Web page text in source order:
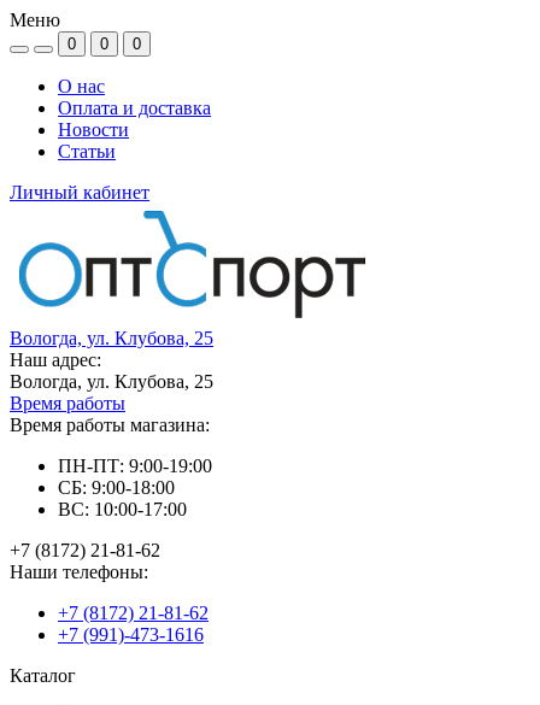
Меню
0 0 0
О нас
Оплата и доставка
Новости
Статьи
Личный кабинет
Вологда, ул. Клубова, 25
Наш адрес:
Вологда, ул. Клубова, 25
Время работы
Время работы магазина:
ПН-ПТ: 9:00-19:00
СБ: 9:00-18:00
ВС: 10:00-17:00
+7 (8172) 21-81-62
Наши телефоны:
+7 (8172) 21-81-62
+7 (991)-473-1616
Каталог